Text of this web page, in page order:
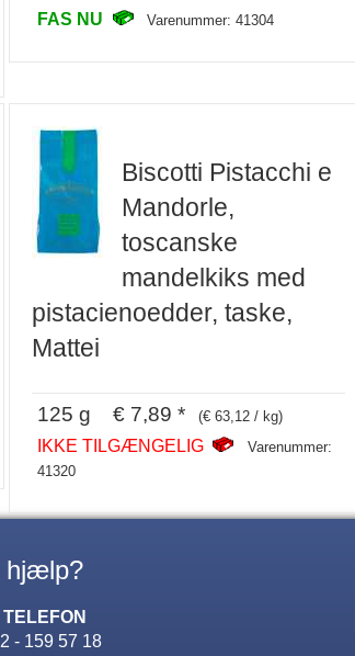
FAS NU Varenummer: 41304
Biscotti Pistacchi e
Mandorle,
toscanske
mandelkiks med
pistacienoedder, taske,
Mattei
125 g € 7,89 * (€ 63,12 / kg)
IKKE TILGÆNGELIG
Varenummer:
41320
hjælp?
- 159 57 18